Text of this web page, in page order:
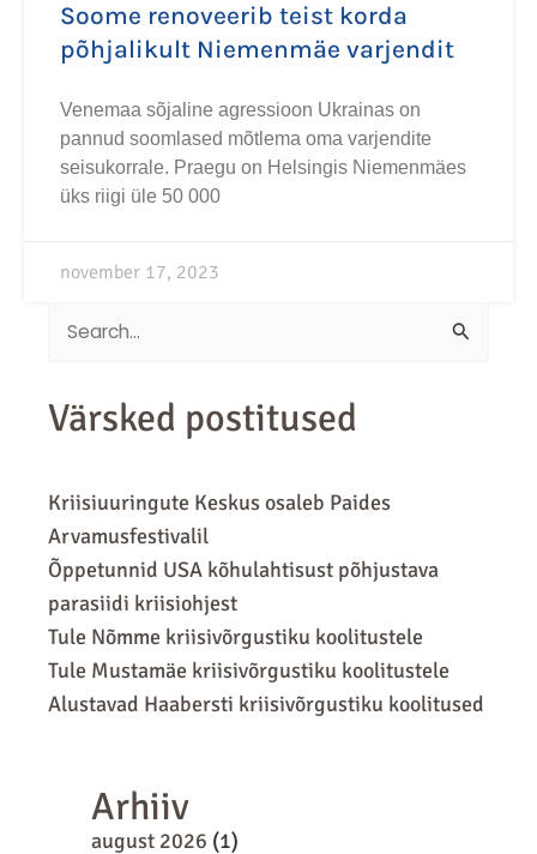
Soome renoveerib teist korda
põhjalikult Niemenmäe varjendit
Venemaa sõjaline agressioon Ukrainas on
pannud soomlased mõtlema oma varjendite
seisukorrale. Praegu on Helsingis Niemenmäes
üks riigi üle 50 000
november 17, 2023
Search
Värsked postitused
Kriisiuuringute Keskus osaleb Paides
Arvamusfestivalil
Õppetunnid USA kõhulahtisust põhjustava
parasiidi kriisiohjest
Tule Nõmme kriisivõrgustiku koolitustele
Tule Mustamäe kriisivõrgustiku koolitustele
Alustavad Haabersti kriisivõrgustiku koolitused
Arhiiv
august 2026 (1)